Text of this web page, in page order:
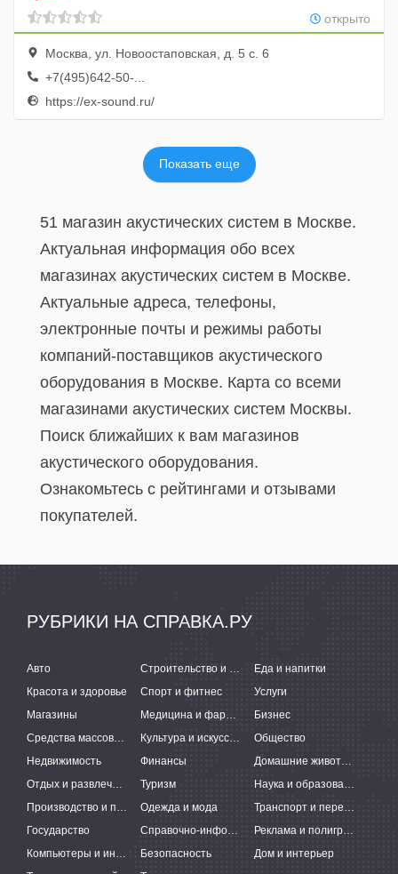
открыто
Москва, ул. Новоостаповская, д. 5 с. 6
+7(495)642-50-...
https://ex-sound.ru/
Показать еще
51 магазин акустических систем в Москве.
Актуальная информация обо всех
магазинах акустических систем в Москве.
Актуальные адреса, телефоны,
электронные почты и режимы работы
компаний-поставщиков акустического
оборудования в Москве. Карта со всеми
магазинами акустических систем Москвы.
Поиск ближайших к вам магазинов
акустического оборудования.
Ознакомьтесь с рейтингами и отзывами
покупателей.
РУБРИКИ НА СПРАВКА.РУ
Авто Строительство и ремонт
Еда и напитки
Красота и здоровье
Спорт и фитнес
Услуги
Магазины
Медицина и фармацевтика
Бизнес
Средства массовой информации
Культура и искусство
Общество
Недвижимость
Финансы
Домашние животные
Отдых и развлечения
Туризм
Наука и образование
Производство и поставки
Одежда и мода
Транспорт и перевозки
Государство
Справочно-информационные системы
Реклама и полиграфия
Компьютеры и интернет
Безопасность
Дом и интерьер